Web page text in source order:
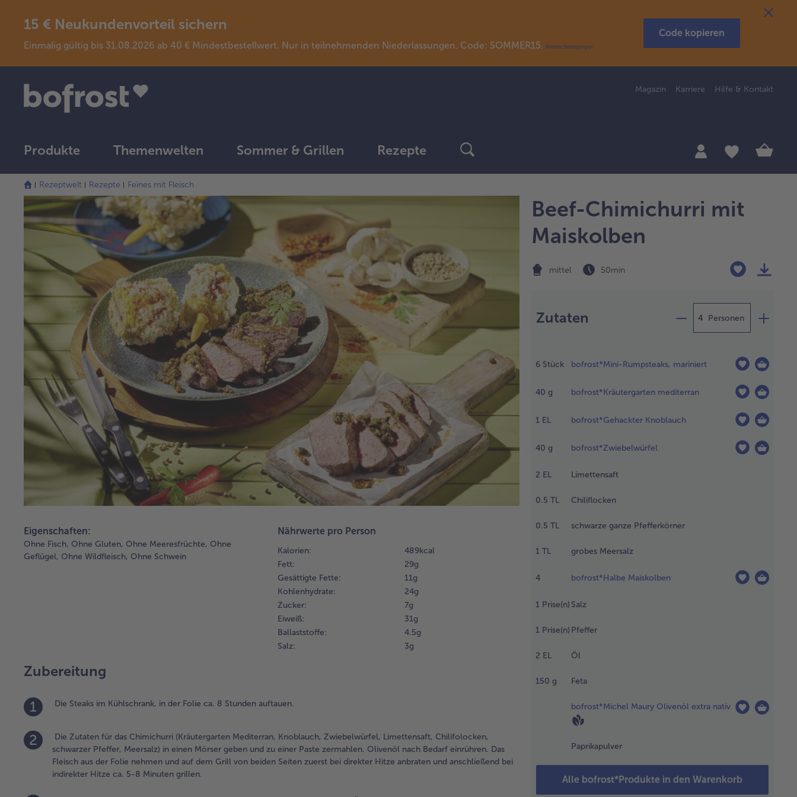
15 € Neukundenvorteil sichern
Einmalig gültig bis 31.08.2026 ab 40 € Mindestbestellwert. Nur in teilnehmenden Niederlassungen. Code: SOMMER15. Weitere Bedingungen
Code kopieren
Magazin Karriere Hilfe & Kontakt
Produkte Themenwelten Sommer & Grillen Rezepte
Rezeptwelt Rezepte Feines mit Fleisch
Beef-Chimichurri mit
Maiskolben
mittel 50 min
Zutaten Personen
6 Stück bofrost*Mini-Rumpsteaks, mariniert
40 g bofrost*Kräutergarten mediterran
1 EL bofrost*Gehackter Knoblauch
40 g bofrost*Zwiebelwürfel
2 EL Limettensaft
0.5 TL Chiliflocken
0.5 TL schwarze ganze Pfefferkörner
1 TL grobes Meersalz
4 bofrost*Halbe Maiskolben
1 Prise(n) Salz
1 Prise(n) Pfeffer
2 EL Öl
150 g Feta
bofrost*Michel Maury Olivenöl extra nativ
Paprikapulver
Alle bofrost*Produkte in den Warenkorb
1.
Kühlschrank,
ca. 8
auftauen.
Die Zutaten
Chimichurri
Mediterran,
Zwiebelwürfel,
Chilifolocken,
Pfeffer,
einen Mörser
einer Paste
Olivenöl nach
einrühren. Das
direkter Hitze
anbraten und
Eigenschaften:
Ohne Fisch, Ohne Gluten, Ohne Meeresfrüchte, Ohne
Geflügel, Ohne Wildfleisch, Ohne Schwein
Nährwerte pro Person
Kalorien:
489 kcal
Fett:
29 g
Gesättigte Fette:
11 g
Kohlenhydrate:
24 g
Zucker:
7 g
Eiweiß:
31 g
Ballaststoffe:
4.5 g
Salz:
3 g
Zubereitung
1 Die Steaks im Kühlschrank, in der Folie ca. 8 Stunden auftauen.
2
Die Zutaten für das Chimichurri (Kräutergarten Mediterran, Knoblauch, Zwiebelwürfel, Limettensaft, Chilifolocken,
schwarzer Pfeffer, Meersalz) in einen Mörser geben und zu einer Paste zermahlen. Olivenöl nach Bedarf einrühren. Das
Fleisch aus der Folie nehmen und auf dem Grill von beiden Seiten zuerst bei direkter Hitze anbraten und anschließend bei
indirekter Hitze ca. 5-8 Minuten grillen.